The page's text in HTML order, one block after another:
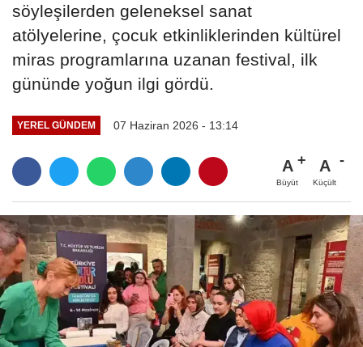
söyleşilerden geleneksel sanat
atölyelerine, çocuk etkinliklerinden kültürel
miras programlarına uzanan festival, ilk
gününde yoğun ilgi gördü.
YEREL GÜNDEM 07 Haziran 2026 - 13:14
A
Büyüt
A
Küçült